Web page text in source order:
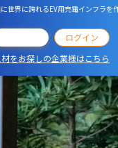
世界に誇れるEV用充電インフラを
ログイン
材をお探しの企業様はこちら